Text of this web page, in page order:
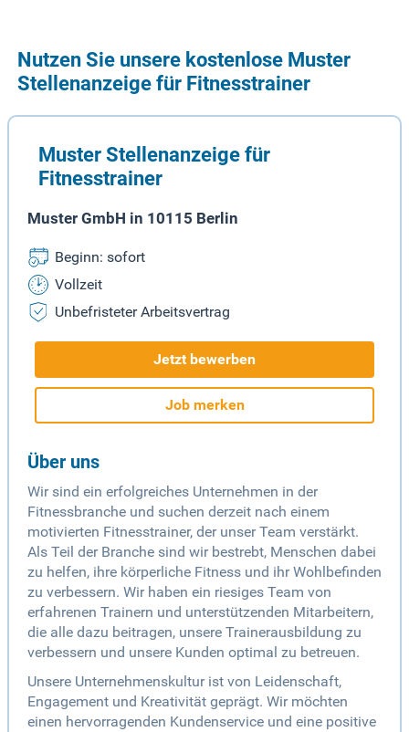
Nutzen Sie unsere kostenlose Muster
Stellenanzeige für Fitnesstrainer
Muster Stellenanzeige für
Fitnesstrainer
Muster GmbH in 10115 Berlin
Beginn: sofort
Vollzeit
Unbefristeter Arbeitsvertrag
Jetzt bewerben
Job merken
Über uns
Wir sind ein erfolgreiches Unternehmen in der
Fitnessbranche und suchen derzeit nach einem
motivierten Fitnesstrainer, der unser Team verstärkt.
Als Teil der Branche sind wir bestrebt, Menschen dabei
zu helfen, ihre körperliche Fitness und ihr Wohlbefinden
zu verbessern. Wir haben ein riesiges Team von
erfahrenen Trainern und unterstützenden Mitarbeitern,
die alle dazu beitragen, unsere Trainerausbildung zu
verbessern und unsere Kunden optimal zu betreuen.
Unsere Unternehmenskultur ist von Leidenschaft,
Engagement und Kreativität geprägt. Wir möchten
einen hervorragenden Kundenservice und eine positive